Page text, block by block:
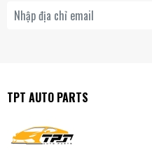
TPT AUTO PARTS